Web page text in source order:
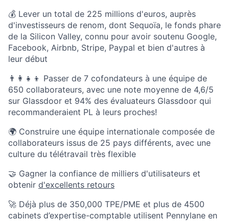
💰 Lever un total de 225 millions d'euros, auprès
d'investisseurs de renom, dont Sequoïa, le fonds phare
de la Silicon Valley, connu pour avoir soutenu Google,
Facebook, Airbnb, Stripe, Paypal et bien d'autres à
leur début
👨‍👩‍👧‍👦 Passer de 7 cofondateurs à une équipe de
650 collaborateurs, avec une note moyenne de 4,6/5
sur Glassdoor et 94% des évaluateurs Glassdoor qui
recommanderaient PL à leurs proches!
🌍 Construire une équipe internationale composée de
collaborateurs issus de 25 pays différents, avec une
culture du télétravail très flexible
🤝 Gagner la confiance de milliers d'utilisateurs et
obtenir d'excellents retours
🚀 Déjà plus de 350,000 TPE/PME et plus de 4500
cabinets d’expertise-comptable utilisent Pennylane en